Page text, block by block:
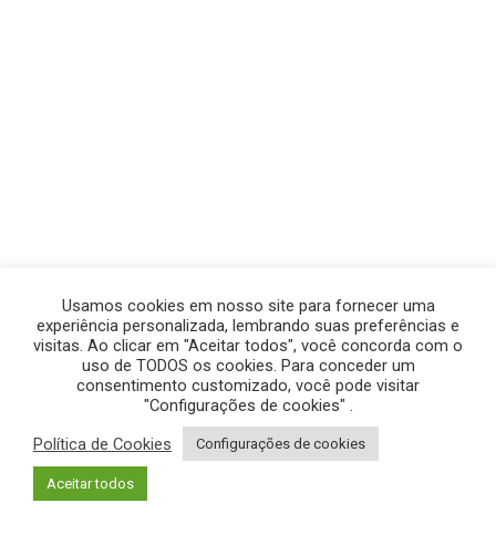
© GEGE PRODUÇÕES – TODOS OS DIREITOS RESERVADOS.
POLÍTICA DE PRIVACIDADE
Usamos cookies em nosso site para fornecer uma
experiência personalizada, lembrando suas preferências e
visitas. Ao clicar em "Aceitar todos", você concorda com o
uso de TODOS os cookies. Para conceder um
consentimento customizado, você pode visitar
"Configurações de cookies" .
Política de Cookies
Configurações de cookies
Aceitar todos